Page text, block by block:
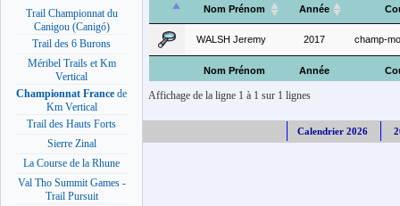
Trail Championnat du
Canigou (Canigó)
Trail des 6 Burons
Méribel Trails et Km
Vertical
Championnat France de
Km Vertical
Trail des Hauts Forts
Sierre Zinal
La Course de la Rhune
Val Tho Summit Games -
Trail Pursuit
Nom Prénom Année
Nom Prénom Année
WALSH Jeremy 2017 champ-
Affichage de la ligne 1 à 1 sur 1 lignes
Calendrier 2026